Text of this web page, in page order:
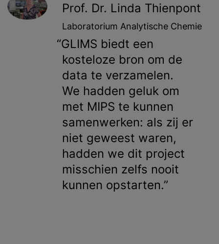
Prof. Dr. Linda Thienpont
Laboratorium Analytische Chemie
GLIMS biedt een
kosteloze bron om de
data te verzamelen.
We hadden geluk om
met MIPS te kunnen
samenwerken: als zij er
niet geweest waren,
hadden we dit project
misschien zelfs nooit
kunnen opstarten.